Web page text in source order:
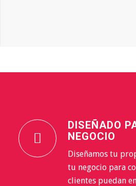
DISEÑADO
NEGOCIO
Diseñamos tu
tu negocio para
clientes puedan